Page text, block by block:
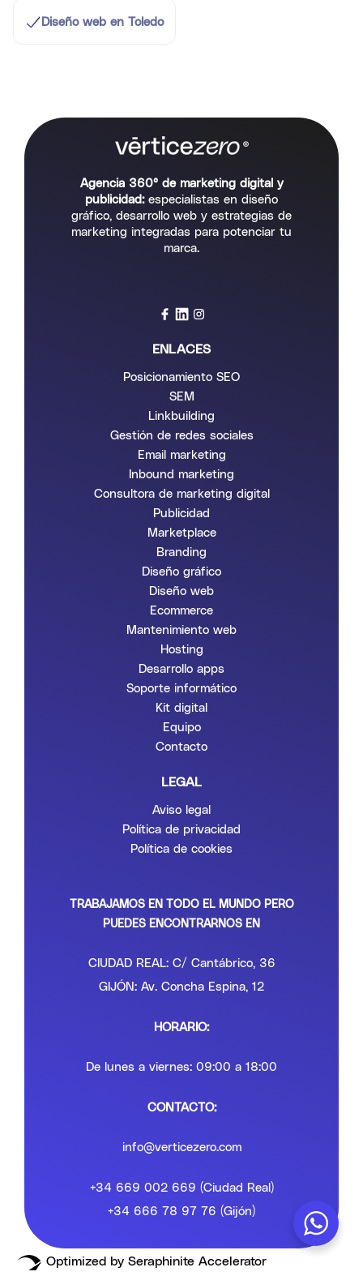
Diseño web en Toledo
Agencia 360° de marketing digital y
publicidad:especialistas en diseño
gráfico, desarrollo web y estrategias de
marketing integradas para potenciar tu
marca.
ENLACES
Posicionamiento SEO
SEM
Linkbuilding
Gestión de redes sociales
Email marketing
Inbound marketing
Consultora de marketing digital
Publicidad
Marketplace
Branding
Diseño gráfico
Diseño web
Ecommerce
Mantenimiento web
Hosting
Desarrollo apps
Soporte informático
Kit digital
Equipo
Contacto
LEGAL
Aviso legal
Política de privacidad
Política de cookies
TRABAJAMOS EN TODO EL MUNDO PERO
PUEDES ENCONTRARNOS EN
CIUDAD REAL: C/ Cantábrico, 36
GIJÓN: Av. Concha Espina, 12
HORARIO:
De lunes a viernes: 09:00 a 18:00
CONTACTO:
info@verticezero.com
+34 669 002 669 (Ciudad Real)
+34 666 78 97 76 (Gijón)
Optimized by Seraphinite Accelerator